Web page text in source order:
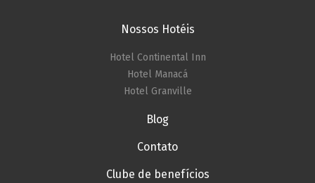
Nossos Hotéis
Hotel Continental Inn
Hotel Manacá
Hotel Granville
Blog
Contato
Clube de benefícios